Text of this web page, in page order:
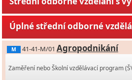
Úplné střední odborné
M 41-41-M/01 Agropodnikání
Zaměření nebo Školní vzdělávací program